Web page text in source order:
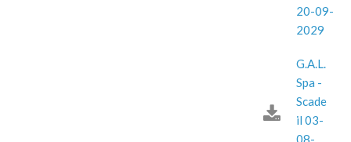
20-09-
2029
G.A.L.
Spa -
Scade
il 03-
08-